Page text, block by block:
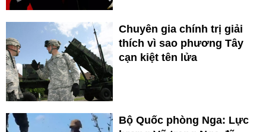
Chuyên gia chính trị giải
thích vì sao phương Tây
cạn kiệt tên lửa
Bộ Quốc phòng Nga: Lực